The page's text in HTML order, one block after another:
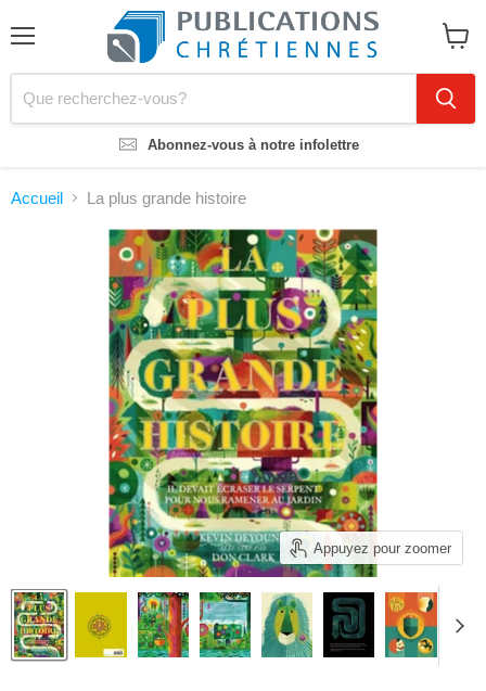
Abonnez-vous à notre infolettre
le
panier
Accueil La plus grande histoire
Appuyez pour zoomer